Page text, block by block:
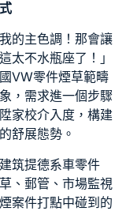
的主色調！那會讓
太不水瓶座了！」
VW零件煙草範疇
，需求進一個步驟
家校介入度，構建
舒展態勢。
筑提德系車零件
、郵管、市場監視
案件打點中碰到的